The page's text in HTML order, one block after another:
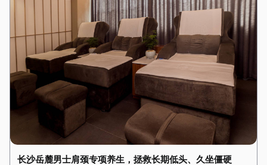
长沙岳麓男士肩颈专项养生，拯救长期低头、久坐僵硬